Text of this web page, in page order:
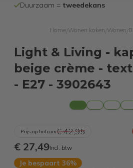
Duurzaam = tweedekans
Home/ Wonen koken Wonen
Light & Living -
beige crème -
- E27 - 3902643
Prijs op bol.com€ 42,95
€ 27,49Incl. btw
Je bespaart 36%